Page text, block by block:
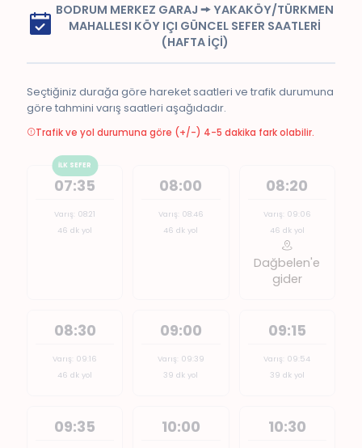
BODRUM MERKEZ GARAJ 🠚 YAKAKÖY/TÜRKMEN
MAHALLESI KÖY IÇI GÜNCEL SEFER SAATLERİ
(HAFTA İÇİ)
Seçtiğiniz durağa göre hareket saatleri ve trafik durumuna
göre tahmini varış saatleri aşağıdadır.
Trafik ve yol durumuna göre (+/-) 4-5 dakika fark olabilir.
İLK SEFER
07:35
Varış: 08:21
46 dk yol
08:00
Varış: 08:46
46 dk yol
08:20
Varış: 09:06
46 dk yol
Dağbelen'e
gider
08:30
Varış: 09:16
46 dk yol
09:00
Varış: 09:39
39 dk yol
09:15
Varış: 09:54
39 dk yol
09:35 10:00 10:30